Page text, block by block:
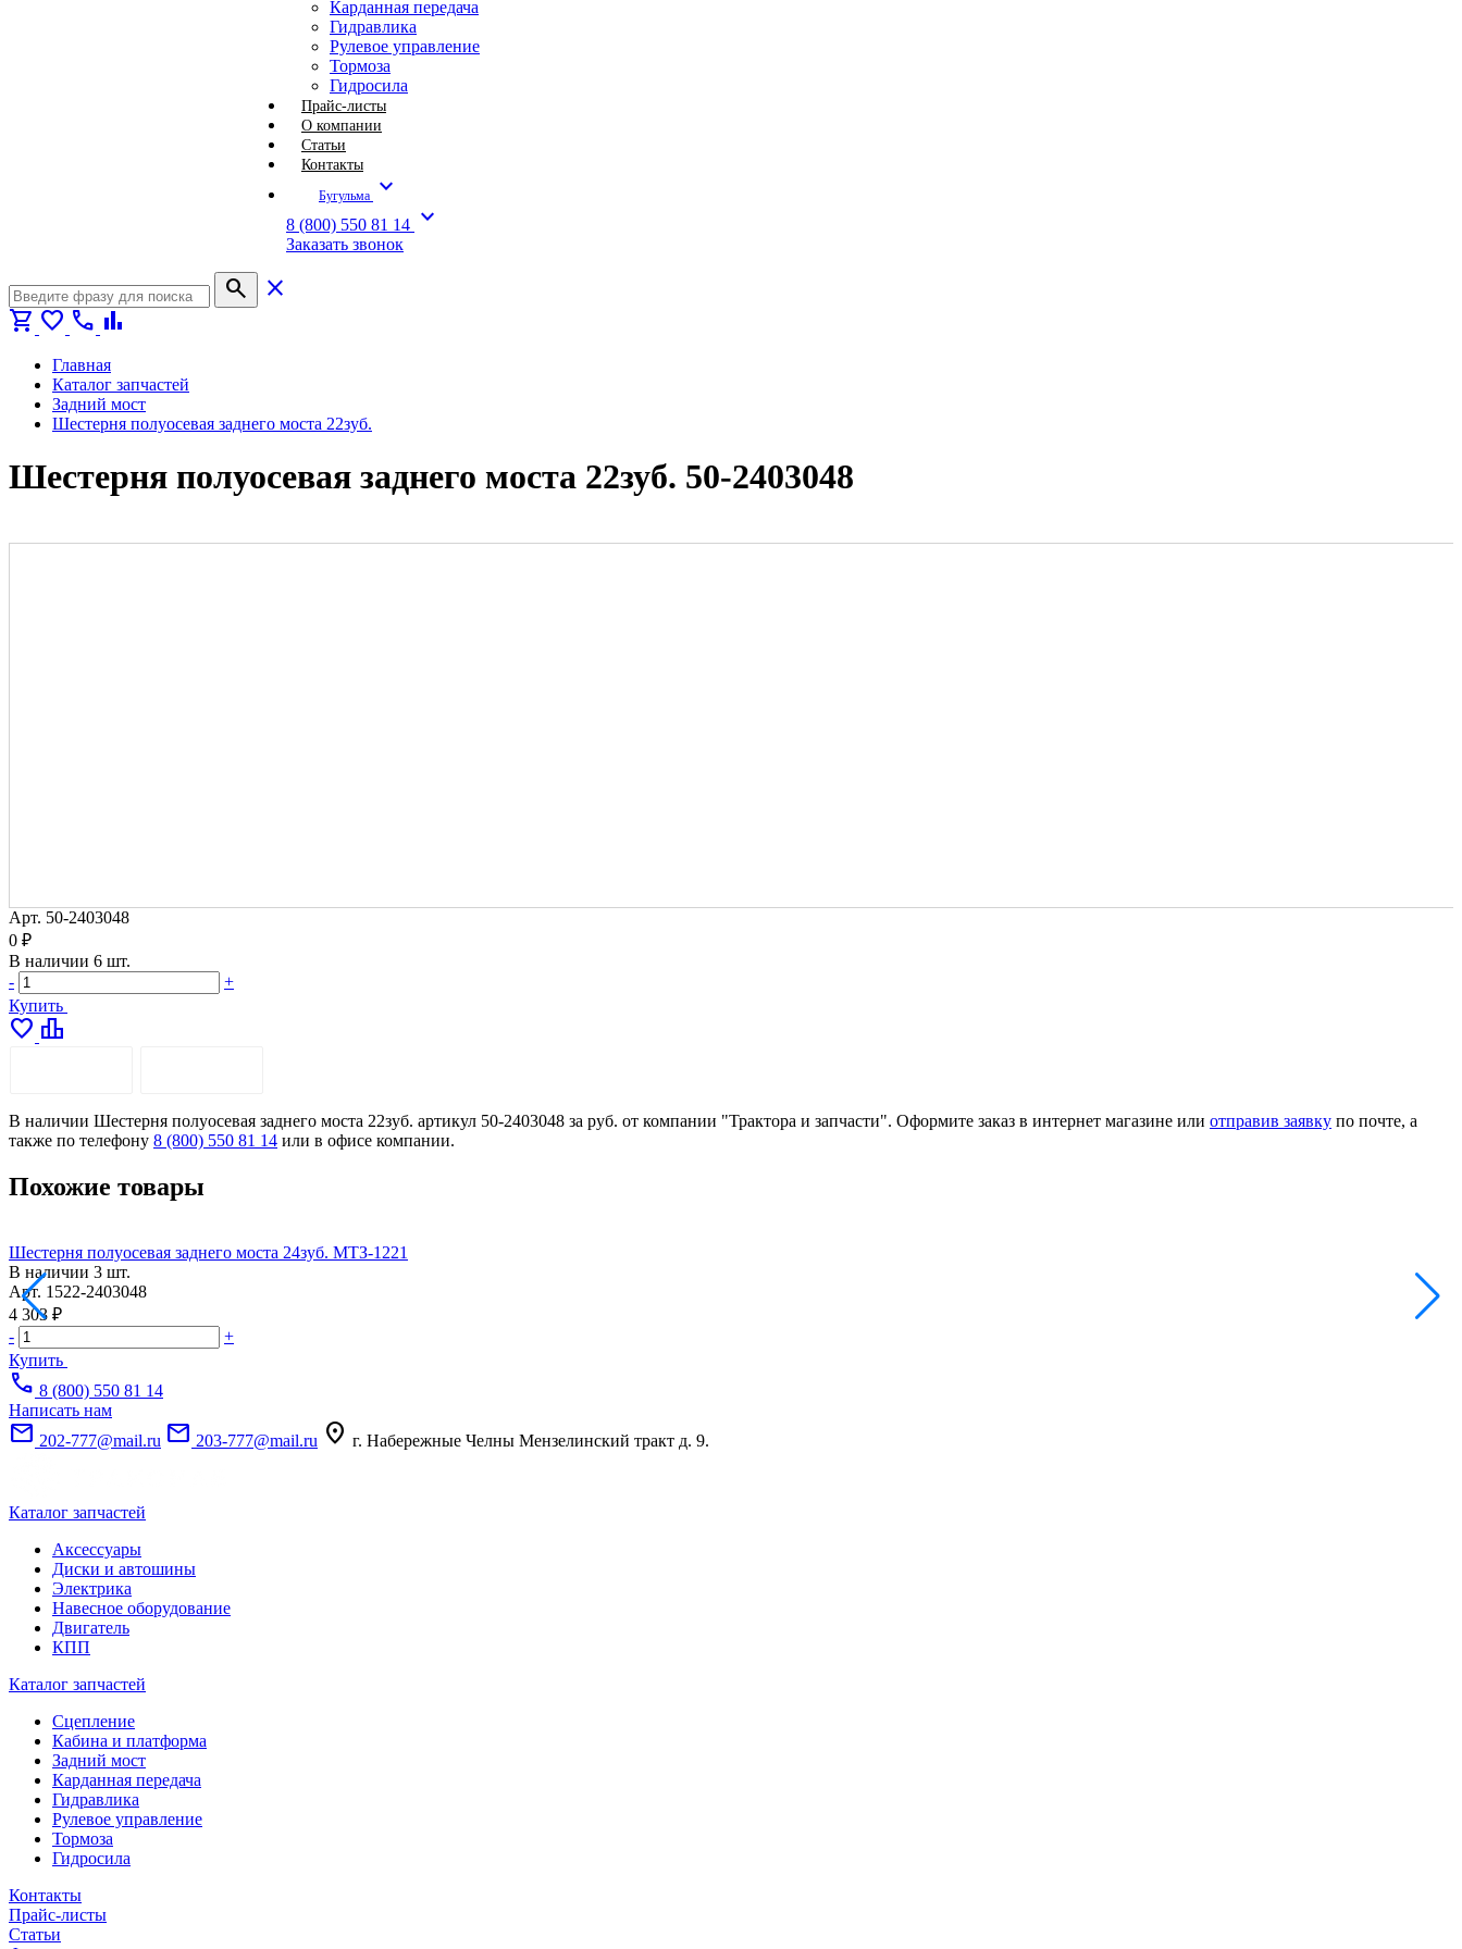
Карданная передача
Гидравлика
Рулевое управление
Тормоза
Гидросила
Прайс-листы
О компании
Статьи
Контакты
Бугульма expand_more
8 (800) 550 81 14 expand_more
Заказать звонок
search
close
shopping_cart favorite call bar_chart
Главная
Каталог запчастей
Задний мост
Шестерня полуосевая заднего моста 22зуб.
Шестерня полуосевая заднего моста 22зуб. 50-2403048
Арт. 50-2403048
0 ₽
В наличии 6 шт.
-
+
Купить
favorite leaderboard
В наличии Шестерня полуосевая заднего моста 22зуб. артикул 50-2403048 за руб. от компании "Трактора и запчасти". Оформите заказ в интернет магазине или отправив заявку по почте, а
также по телефону 8 (800) 550 81 14 или в офисе компании.
Похожие товары
Шестерня полуосевая заднего моста 24зуб. МТЗ-1221
В наличии 3 шт.
Арт. 1522-2403048
4 303 ₽
-
+
Купить
call 8 (800) 550 81 14
Написать нам
mail 202-777@mail.ru mail 203-777@mail.ru location_on г. Набережные Челны Мензелинский тракт д. 9.
Каталог запчастей
Аксессуары
Диски и автошины
Электрика
Навесное оборудование
Двигатель
КПП
Каталог запчастей
Сцепление
Кабина и платформа
Задний мост
Карданная передача
Гидравлика
Рулевое управление
Тормоза
Гидросила
Контакты
Прайс-листы
Статьи